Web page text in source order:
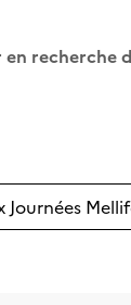
recherche